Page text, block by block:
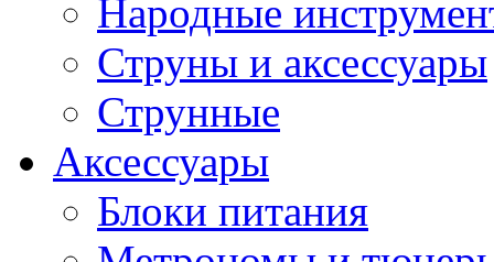
Народные
Струны и аксессуары
Струнные
Аксессуары
Блоки питания